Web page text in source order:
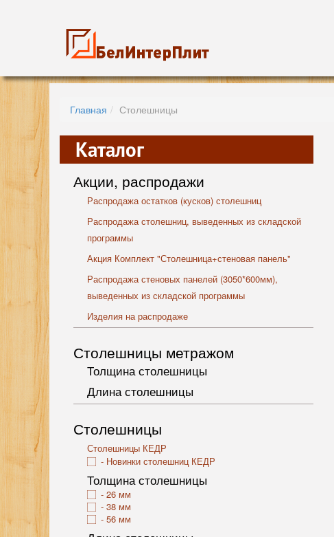
Главная Столешницы
Каталог
Акции, распродажи
Распродажа остатков (кусков) столешниц
Распродажа столешниц, выведенных из складской
программы
Акция Комплект "Столешница+стеновая панель"
Распродажа стеновых панелей (3050*600мм),
выведенных из складской программы
Изделия на распродаже
Столешницы метражом
Толщина столешницы
Длина столешницы
Столешницы
Столешницы КЕДР
Новинки столешниц КЕДР
Толщина столешницы
26 мм
38 мм
56 мм